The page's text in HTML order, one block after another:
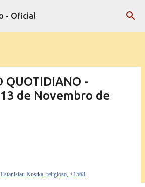
o conteúdo principal
- Oficial
QUOTIDIANO -
de Novembro de
Estanislau Kostka, religioso, +1568